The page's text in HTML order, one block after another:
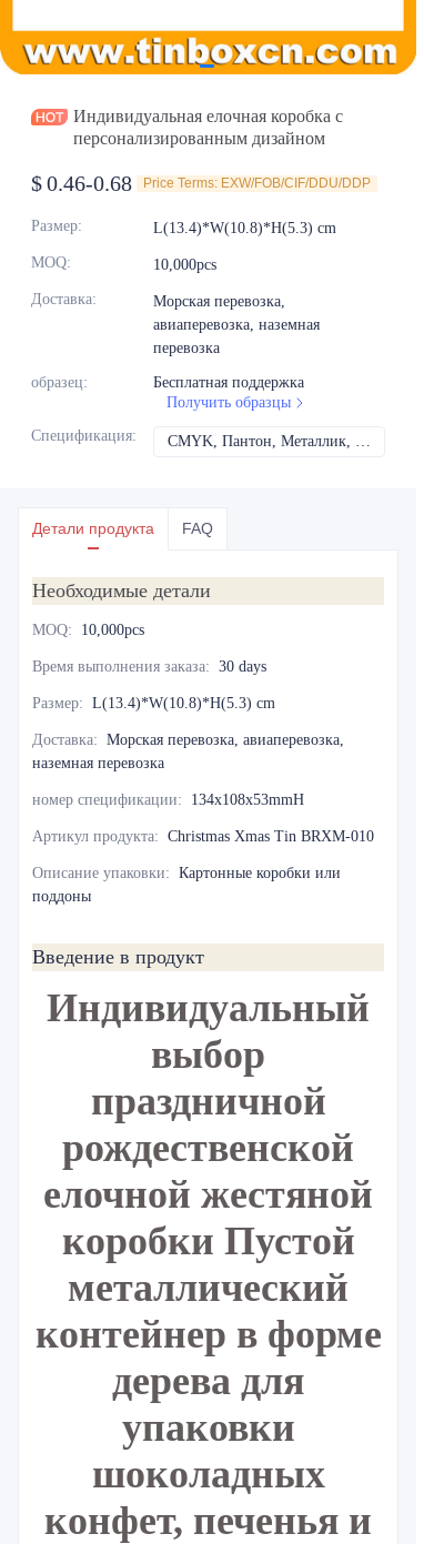
Индивидуальная елочная коробка с
персонализированным дизайном
$0.46-0.68 Price Terms: EXW/FOB/CIF/DDU/DDP
Размер: L(13.4)*W(10.8)*H(5.3) cm
MOQ: 10,000pcs
Доставка:
Морская перевозка,
авиаперевозка, наземная
перевозка
образец:
Бесплатная поддержка
Получить образцы
Спецификация: CMYK, Пантон, Металлик, Спот-цвет и т.д.
Детали продукта FAQ
Необходимые детали
MOQ: 10,000pcs
Время выполнения заказа: 30 days
Размер: L(13.4)*W(10.8)*H(5.3) cm
Доставка: Морская перевозка, авиаперевозка,
наземная перевозка
номер спецификации: 134x108x53mmH
Артикул продукта: Christmas Xmas Tin BRXM-010
Описание упаковки: Картонные коробки или
поддоны
Введение в продукт
Индивидуальный
выбор
праздничной
рождественской
елочной жестяной
коробки Пустой
металлический
контейнер в форме
дерева для
упаковки
шоколадных
конфет, печенья и
Новости